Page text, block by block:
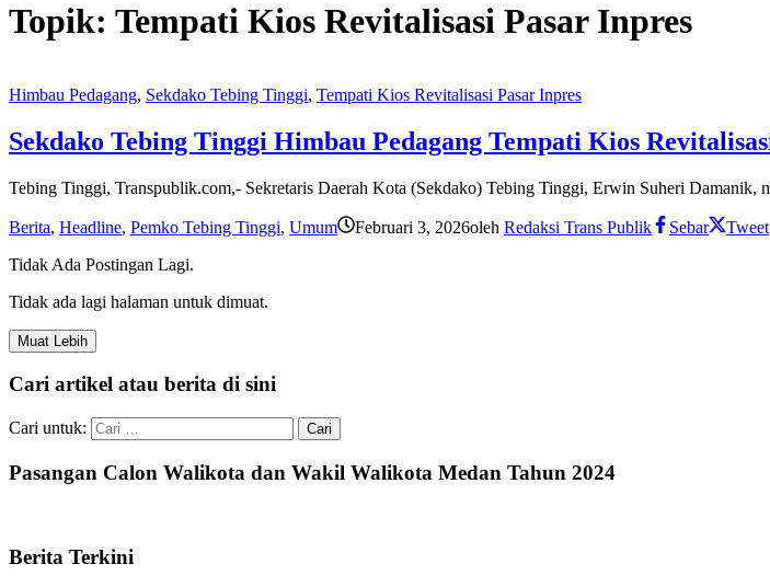
Topik: Tempati Kios Revitalisasi Pasar Inpres
Himbau Pedagang, Sekdako Tebing Tinggi, Tempati Kios Revitalisasi Pasar Inpres
Sekdako Tebing Tinggi Himbau Pedagang Tempati Kios
Tebing Tinggi, Transpublik.com,- Sekretaris Daerah Kota (Sekdako) Tebing Tinggi, Erwin Suheri Damanik,
Berita, Headline, Pemko Tebing Tinggi, Umum Februari 3, 2026oleh Redaksi Trans Publik Sebar
Tweet
Tidak Ada Postingan Lagi.
Tidak ada lagi halaman untuk dimuat.
Muat Lebih
Cari artikel atau berita di sini
Cari untuk:
Pasangan Calon Walikota dan Wakil Walikota Medan Tahun 2024
Berita Terkini